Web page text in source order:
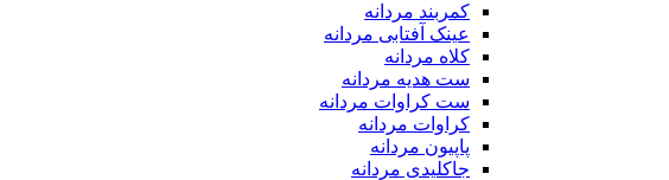
کمربند مردانه
عینک آفتابی مردانه
کلاه مردانه
ست هدیه مردانه
ست کراوات مردانه
کراوات مردانه
پاپیون مردانه
جاکلیدی مردانه